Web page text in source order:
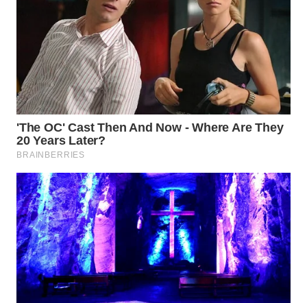
BINTAN
WN
MANDALIKA
WN
LIKUPANG
WN
LABUANBAJO
WN
BORNEO
Wahana
Media
Group